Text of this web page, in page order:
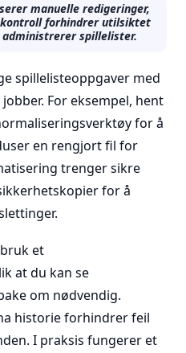
manuelle redigeringer,
forhindrer utilsiktet
spillelister.
spillelisteoppgaver med
For eksempel, hent
for å
en rengjort fil for
trenger sikre
for å
et
at du kan se
om nødvendig.
historie forhindrer feil
I praksis fungerer et